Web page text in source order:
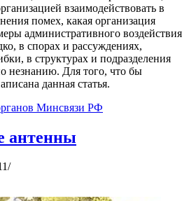
взаимодействовать в
помех, какая организация
административного воздействия
в спорах и рассуждениях,
в структурах и подразделения
незнанию. Для того, что бы
данная статья.
Минсвязи РФ
антенны